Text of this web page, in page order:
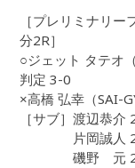
［プレリミナリ
分2R］
○ジェット タテオ
判定 3-0
×高橋 弘幸（SAI-
［サブ］渡辺恭
片岡誠人 20-
磯野 元 20-